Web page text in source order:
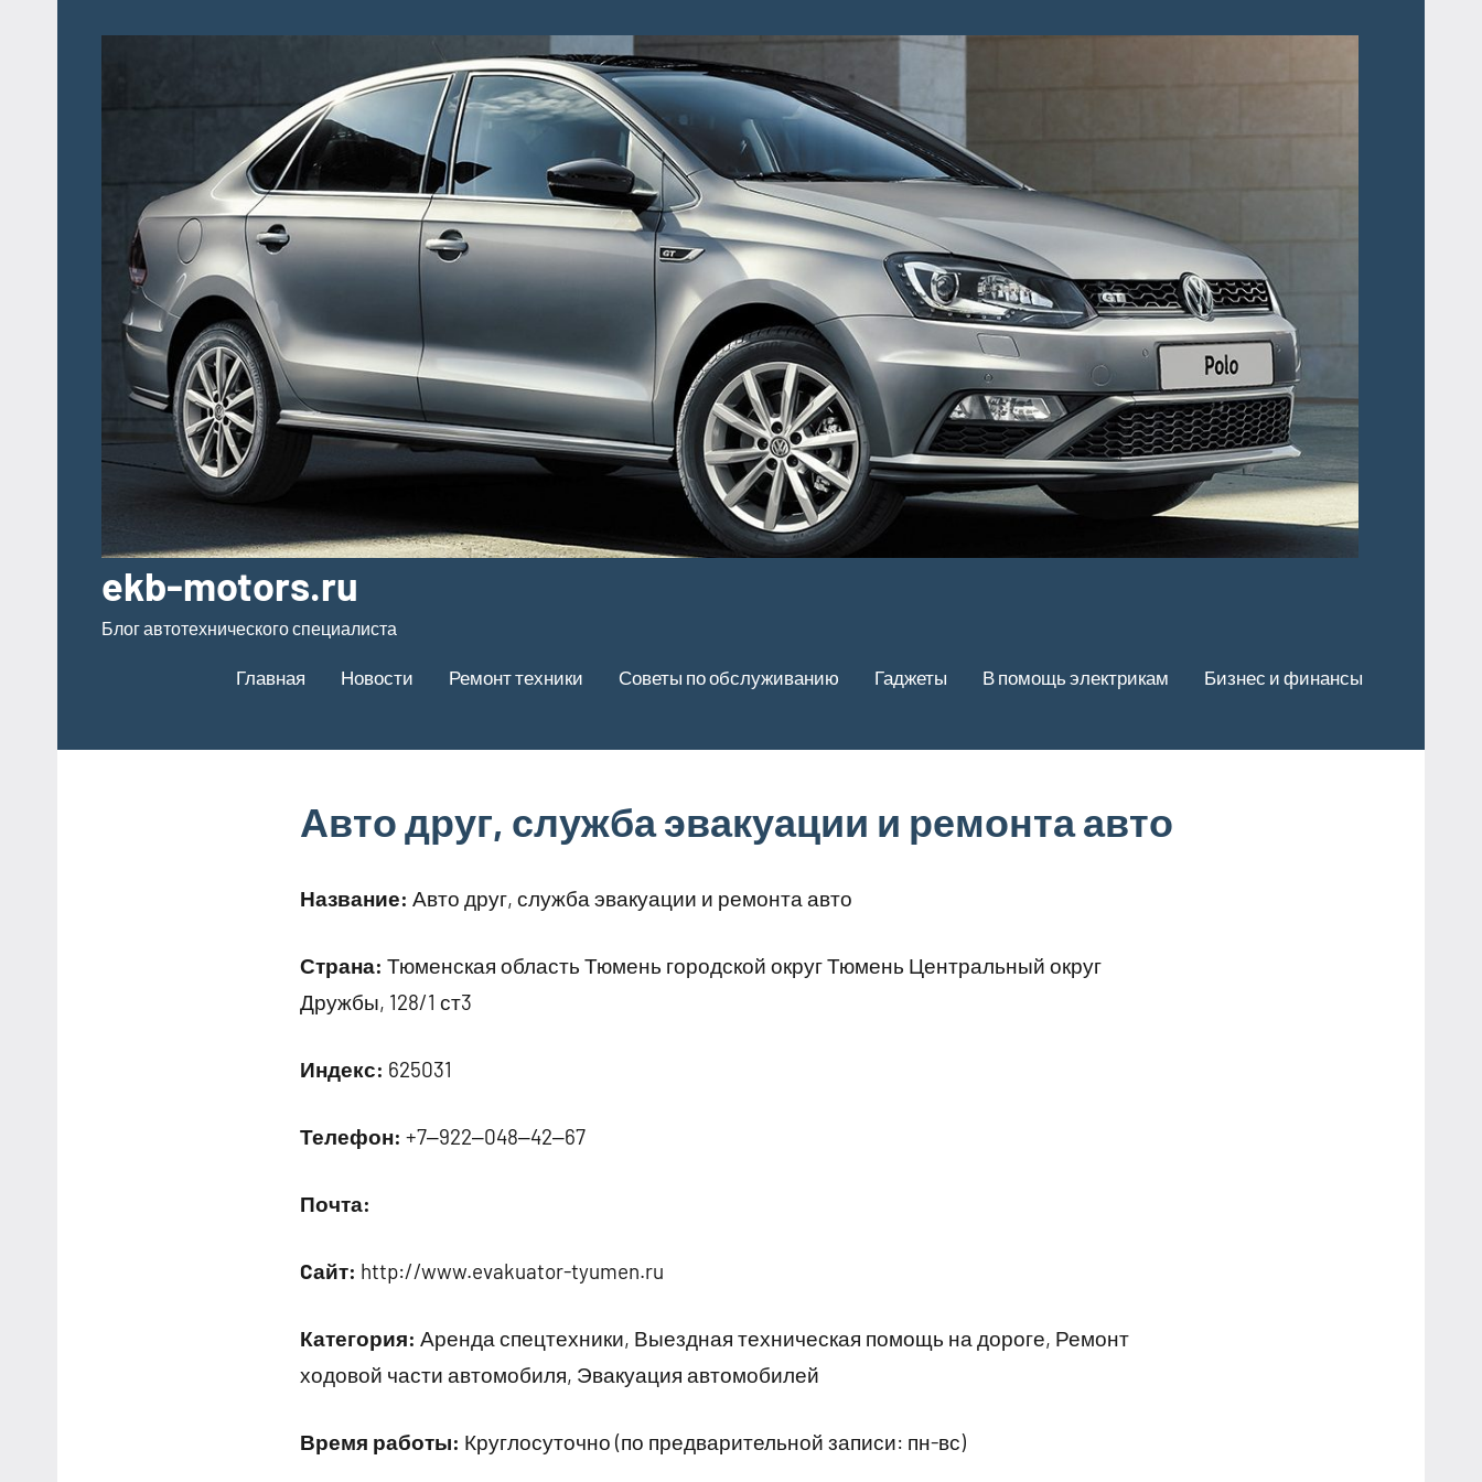
ekb-motors.ru
Блог автотехнического специалиста
Главная Новости Ремонт техники Советы по обслуживанию Гаджеты В помощь электрикам Бизнес и финансы
Авто друг, служба эвакуации и ремонта авто
Название: Авто друг, служба эвакуации и ремонта авто
Страна: Тюменская область Тюмень городской округ Тюмень Центральный округ
Дружбы, 128/1 ст3
Индекс: 625031
Телефон: +7‒922‒048‒42‒67
Почта:
Cайт: http://www.evakuator-tyumen.ru
Категория: Аренда спецтехники, Выездная техническая помощь на дороге, Ремонт
ходовой части автомобиля, Эвакуация автомобилей
Время работы: Круглосуточно (по предварительной записи: пн-вс)